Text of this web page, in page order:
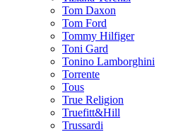
Tom Daxon
Tom Ford
Tommy Hilfiger
Toni Gard
Tonino Lamborghini
Torrente
Tous
True Religion
Truefitt&Hill
Trussardi